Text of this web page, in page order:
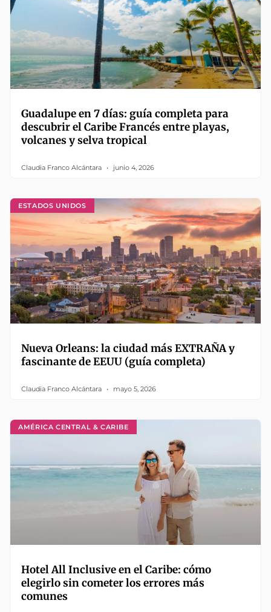
Guadalupe en 7 días: guía completa para
descubrir el Caribe Francés entre playas,
volcanes y selva tropical
Claudia Franco Alcántara junio 4, 2026
ESTADOS UNIDOS
Nueva Orleans: la ciudad más EXTRAÑA y
fascinante de EEUU (guía completa)
Claudia Franco Alcántara mayo 5, 2026
AMÉRICA CENTRAL & CARIBE
Hotel All Inclusive en el Caribe: cómo
elegirlo sin cometer los errores más
comunes